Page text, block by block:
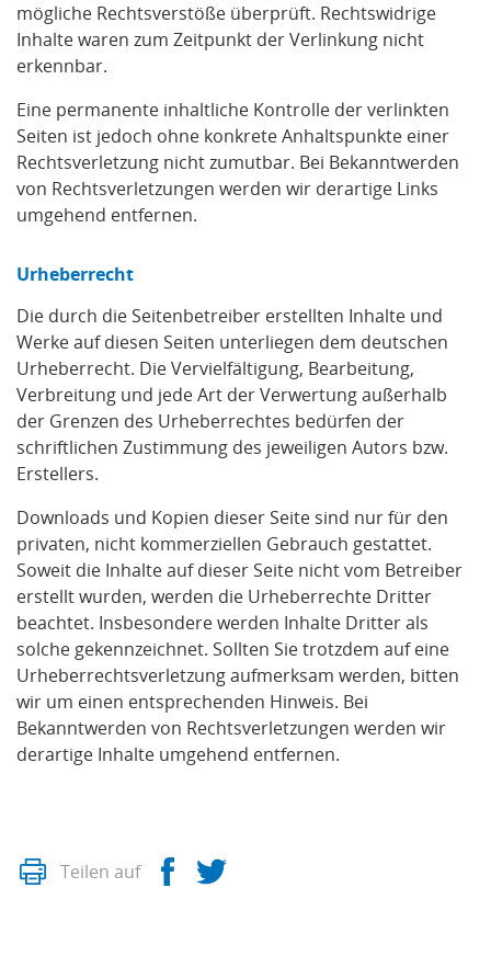
mögliche Rechtsverstöße überprüft. Rechtswidrige
Inhalte waren zum Zeitpunkt der Verlinkung nicht
erkennbar.
Eine permanente inhaltliche Kontrolle der verlinkten
Seiten ist jedoch ohne konkrete Anhaltspunkte einer
Rechtsverletzung nicht zumutbar. Bei Bekanntwerden
von Rechtsverletzungen werden wir derartige Links
umgehend entfernen.
Urheberrecht
Die durch die Seitenbetreiber erstellten Inhalte und
Werke auf diesen Seiten unterliegen dem deutschen
Urheberrecht. Die Vervielfältigung, Bearbeitung,
Verbreitung und jede Art der Verwertung außerhalb
der Grenzen des Urheberrechtes bedürfen der
schriftlichen Zustimmung des jeweiligen Autors bzw.
Erstellers.
Downloads und Kopien dieser Seite sind nur für den
privaten, nicht kommerziellen Gebrauch gestattet.
Soweit die Inhalte auf dieser Seite nicht vom Betreiber
erstellt wurden, werden die Urheberrechte Dritter
beachtet. Insbesondere werden Inhalte Dritter als
solche gekennzeichnet. Sollten Sie trotzdem auf eine
Urheberrechtsverletzung aufmerksam werden, bitten
wir um einen entsprechenden Hinweis. Bei
Bekanntwerden von Rechtsverletzungen werden wir
derartige Inhalte umgehend entfernen.
Drucken
Teilen auf Facebook